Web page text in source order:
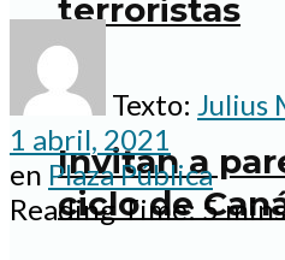
terroristas
Invitan a
ciclo de
Texto: Julius
1 abril, 2021
en Plaza Pública
Reading Time: 5